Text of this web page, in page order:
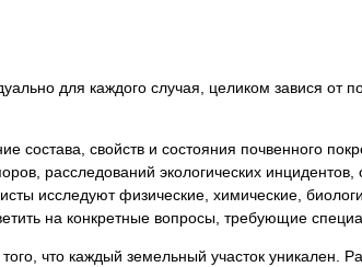
экспертиза
экспертиза
для каждого случая, целиком завися от
состава, свойств и состояния почвенного
расследований экологических инцидентов,
исследуют физические, химические,
на конкретные вопросы, требующие
что каждый земельный участок уникален.